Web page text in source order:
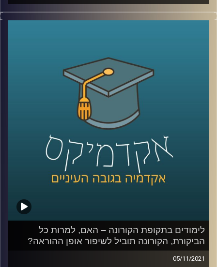
כיצד אוניברסיטאות בעולם כבר עכשיו משנות את אופן
הלמידה בהן כדי להתאים לעולם החדש? מה המגמות שרואים
עידן אלמוג, ראש היחידה לחדשנות בהוראה, יספר איך הוא
משער שתתקיים הלמידה באקדמיה בעתיד.
לשיחה על היחידה לחדשנות בהוראה:לחצו כאן
לשיחה על למידה בימי קורונה:
לחצו כאן
קרדיט תמונות:
AudioVersity
לימודים בתקופת הקורונה – האם, למרות כל
הביקורת, הקורונה תוביל לשיפור אופן ההוראה?
05/11/2021